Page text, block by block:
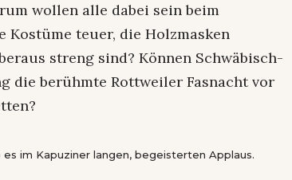
wollen alle dabei sein beim
teuer, die Holzmasken
streng sind? Können Schwäbisch-
die berühmte Rottweiler Fasnacht vor
im Kapuziner langen, begeisterten Applaus.